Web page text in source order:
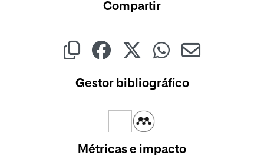
Compartir
Gestor bibliográfico
Métricas e impacto